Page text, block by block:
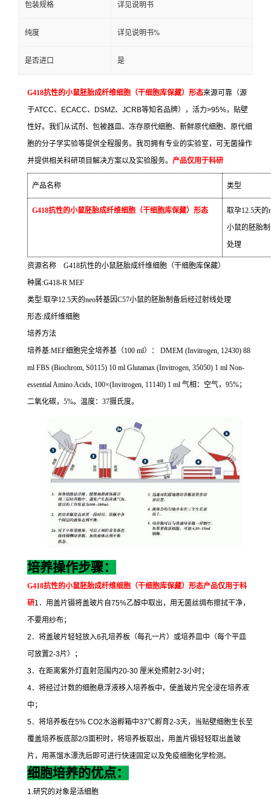
包装规格 详见说明书
纯度 详见说明书%
是否进口 是
G418抗性的小鼠胚胎成纤维细胞（干细胞库保藏）形态来源可靠（源
于ATCC、 ECACC、 DSMZ、 JCRB等知名品牌），活力>95%，贴壁
性好。我们从试剂、包被器皿、冻存原代细胞、新鲜原代细胞、原代细
胞的分子学实验等提供全程服务。我司拥有专业的实验室，可无菌操作
并提供相关科研项目解决方案以及实验服务。 产品仅用于科研
产品名称 类型
G418抗性的小鼠胚胎成纤维细胞（干细胞库保藏）形态 取孕12.5天的
小鼠的胚胎
处理
资源名称 G418抗性的小鼠胚胎成纤维细胞（干细胞库保藏）
种属:G418-R MEF
类型:取孕12.5天的neo转基因C57小鼠的胚胎制备后经过射线处理
形态:成纤维细胞
培养方法
培养基:MEF细胞完全培养基（100 ml）：
DMEM (Invitrogen, 12430) 88
ml FBS (Biochrom, S0115) 10 ml Glutamax (Invitrogen, 35050) 1 ml Non-
essential Amino Acids, 100×(Invitrogen, 11140) 1 ml 气相：空气， 95%；
二氧化碳， 5%。温度： 37摄氏度。
培养操作步骤：
G418抗性的小鼠胚胎成纤维细胞（干细胞库保藏）形态产品仅用于科
研1 ．用盖片镊将盖玻片自75%乙醇中取出，用无菌丝绸布擦拭干净，
不要用纱布；
2 ．将盖玻片轻轻放入6孔培养板（每孔一片）或培养皿中（每个平皿
可放置2-3片）；
3．在距离紫外灯直射范围内20-30 厘米处照射2-3小时；
4．将经过计数的细胞悬浮液移入培养板中，使盖玻片完全浸在培养液
中；
5．将培养板在5% CO2水浴孵箱中37℃孵育2-3天，当贴壁细胞生长至
覆盖培养板底部2/3面积时，将培养板取出，用盖片镊轻轻取出盖玻
片，用蒸馏水漂洗后即可进行快速固定以及免疫细胞化学检测。
细胞培养的优点：
1.研究的对象是活细胞